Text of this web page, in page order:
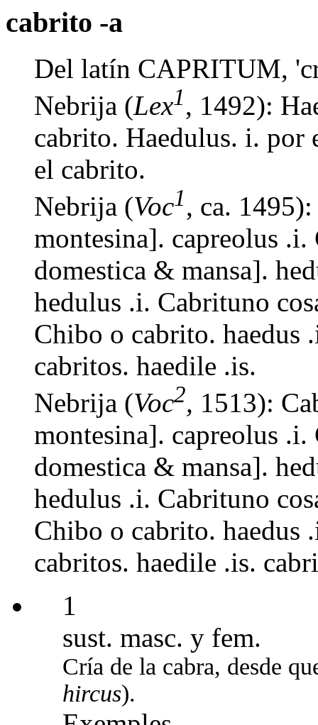
cabrito -a
Del latín CAPRITUM,
Nebrija (Lex1, 1492):
cabrito. Haedulus. i. por
el cabrito.
Nebrija (Voc1, ca.
montesina]. capreolus .i.
domestica & mansa].
hedulus .i. Cabrituno
Chibo o cabrito. haedus
cabritos. haedile .is.
Nebrija (Voc2, 1513):
montesina]. capreolus .i.
domestica & mansa].
hedulus .i. Cabrituno
Chibo o cabrito. haedus
cabritos. haedile .is.
1
sust. masc. y fem.
Cría de la cabra, desde
hircus).